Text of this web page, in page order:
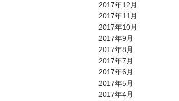
2017年12月
2017年11月
2017年10月
2017年9月
2017年8月
2017年7月
2017年6月
2017年5月
2017年4月